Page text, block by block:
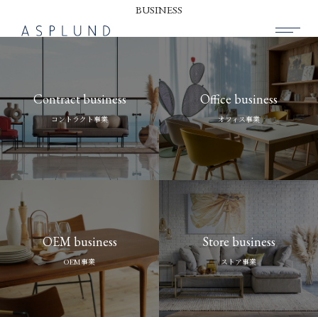
SUSTAINABILITY
COMPANY
RECRUIT
CONTACT
BUSINESS
Contract business
コントラクト事業
Office business
オフィス事業
OEM business
OEM事業
Store business
ストア事業